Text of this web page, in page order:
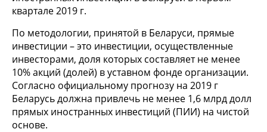
квартале 2019 г.
По методологии, принятой в Беларуси, прямые
инвестиции – это инвестиции, осуществленные
инвесторами, доля которых составляет не менее
10% акций (долей) в уставном фонде организации.
Согласно официальному прогнозу на 2019 г
Беларусь должна привлечь не менее 1,6 млрд долл
прямых иностранных инвестиций (ПИИ) на чистой
основе.